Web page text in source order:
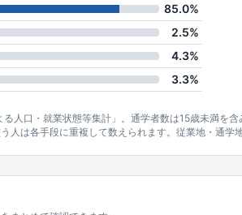
85.0%
2.5%
4.3%
3.3%
人口・就業状態等集計」。通学者数は15歳未満を
人は各手段に重複して数えられます。従業地・通学